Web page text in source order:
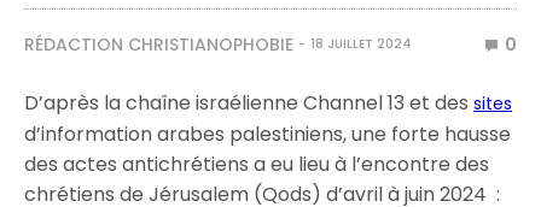
RÉDACTION CHRISTIANOPHOBIE 18 JUILLET 2024 0
D’après la chaîne israélienne Channel 13 et dessites
d’information arabes palestiniens, une forte hausse
des actes antichrétiens a eu lieu à l’encontre des
chrétiens de Jérusalem (Qods) d’avril à juin 2024 :